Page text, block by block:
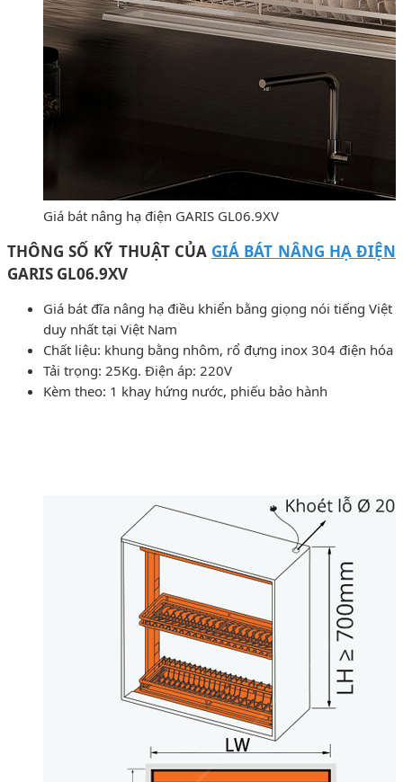
Giá bát nâng hạ điện GARIS GL06.9XV
THÔNG SỐ KỸ THUẬT CỦA GIÁ BÁT NÂNG HẠ ĐIỆN
GARIS GL06.9XV
Giá bát đĩa nâng hạ điều khiển bằng giọng nói tiếng Việt
duy nhất tại Việt Nam
Chất liệu: khung bằng nhôm, rổ đựng inox 304 điện hóa
Tải trọng: 25Kg. Điện áp: 220V
Kèm theo: 1 khay hứng nước, phiếu bảo hành